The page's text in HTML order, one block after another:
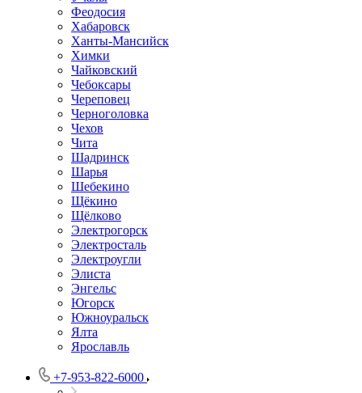
Феодосия
Хабаровск
Ханты-Мансийск
Химки
Чайковский
Чебоксары
Череповец
Черноголовка
Чехов
Чита
Шадринск
Шарья
Шебекино
Щёкино
Щёлково
Электрогорск
Электросталь
Электроугли
Элиста
Энгельс
Югорск
Южноуральск
Ялта
Ярославль
+7-953-822-6000